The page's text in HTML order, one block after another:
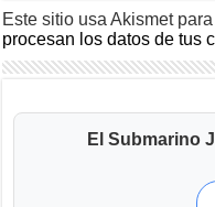
Este sitio usa Akismet
procesan los datos de tus
El Submarino